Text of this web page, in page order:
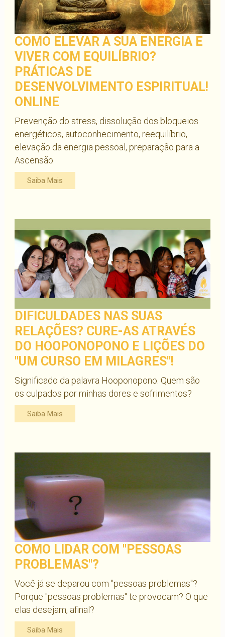
COMO ELEVAR A SUA ENERGIA E
VIVER COM EQUILÍBRIO?
PRÁTICAS DE
DESENVOLVIMENTO ESPIRITUAL!
ONLINE
Prevenção do stress, dissolução dos bloqueios
energéticos, autoconhecimento, reequilíbrio,
elevação da energia pessoal, preparação para a
Ascensão.
Saiba Mais
DIFICULDADES NAS SUAS
RELAÇÕES? CURE-AS ATRAVÉS
DO HOOPONOPONO E LIÇÕES DO
"UM CURSO EM MILAGRES"!
Significado da palavra Hooponopono. Quem são
os culpados por minhas dores e sofrimentos?
Saiba Mais
COMO LIDAR COM "PESSOAS
PROBLEMAS"?
Você já se deparou com "pessoas problemas"?
Porque "pessoas problemas" te provocam? O que
elas desejam, afinal?
Saiba Mais